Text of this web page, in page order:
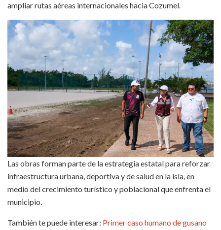
ampliar rutas aéreas internacionales hacia Cozumel.
Las obras forman parte de la estrategia estatal para reforzar
infraestructura urbana, deportiva y de salud en la isla, en
medio del crecimiento turístico y poblacional que enfrenta el
municipio.
También te puede interesar: Primer caso humano de gusano